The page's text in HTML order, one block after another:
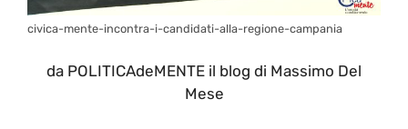
civica-mente-incontra-i-candidati-alla-regione-campania
da POLITICAdeMENTE il blog di Massimo Del
Mese